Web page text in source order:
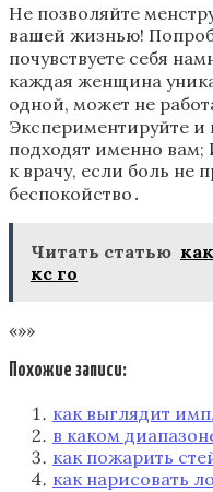
Не позволяйте
вашей жизнью!
почувствуете себя
каждая женщина
одной, может не
Экспериментируйте и
подходят именно вам;
к врачу, если боль не
беспокойство․
Читать статью
кс го
«»»
Похожие записи:
как выглядит
в каком
как пожарить
как нарисовать